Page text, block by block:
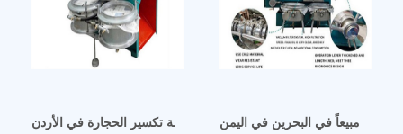
آلة طحن زيت جنين الذرة – آلة تكسير الحجارة في الأردن
مبيعاً في البحرين في اليمن